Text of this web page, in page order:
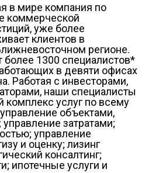
в мире компания по
коммерческой
уже более
клиентов в
регионе.
1300 специалистов*
в девяти офисах
Работая с инвесторами,
наши специалисты
услуг по всему
объектами,
затратами;
управление
и оценку; лизинг
консалтинг;
ипотечные услуги и